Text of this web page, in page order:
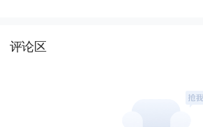
评论区